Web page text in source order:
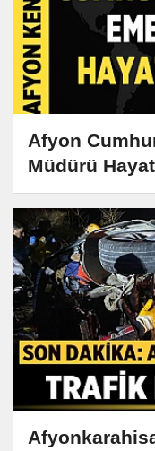
Afyon
Müdürü